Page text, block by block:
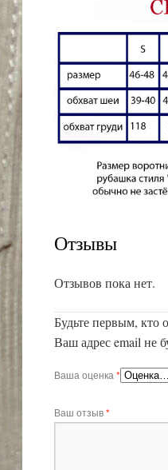
Отзывы
Отзывов пока нет.
Будьте первым, кто
Ваш адрес email не
Ваша оценка *
Ваш отзыв*